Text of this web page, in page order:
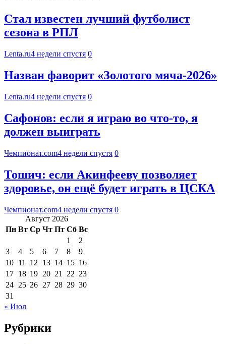
Стал известен лучший футболист
сезона в РПЛ
Lenta.ru4 недели спустя 0
Назван фаворит «Золотого мяча-2026»
Lenta.ru4 недели спустя 0
Сафонов: если я играю во что-то, я
должен выиграть
Чемпионат.com4 недели спустя 0
Тошич: если Акинфееву позволяет
здоровье, он ещё будет играть в ЦСКА
Чемпионат.com4 недели спустя 0
Август 2026
Пн Вт Ср Чт Пт Сб Вс
1
2
3
4 5 6 7 8
9
10 11 12 13 14 15 16
17 18 19 20 21 22 23
24 25 26 27 28 29 30
31
« Июл
Рубрики